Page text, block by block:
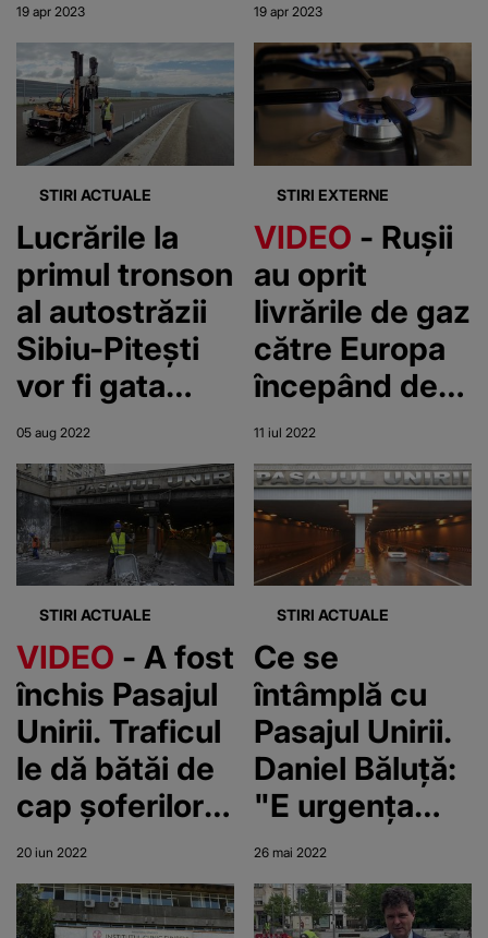
lucrări
19 apr 2023 19 apr 2023
STIRI ACTUALE
Lucrările la
primul tronson
al autostrăzii
Sibiu-Pitești
vor fi gata
înainte de
termen
05 aug 2022
STIRI EXTERNE
VIDEO - Rușii
au oprit
livrările de gaz
către Europa
începând de
luni. Cât vor
dura lucrările
de
mentenanță la
conducta
Nordstream 1
11 iul 2022
STIRI ACTUALE
VIDEO - A fost
închis Pasajul
Unirii. Traficul
le dă bătăi de
cap șoferilor
bucureșteni
20 iun 2022
STIRI ACTUALE
Ce se
întâmplă cu
Pasajul Unirii.
Daniel Băluţă:
"E urgenţa
zero pe care o
avem"
26 mai 2022